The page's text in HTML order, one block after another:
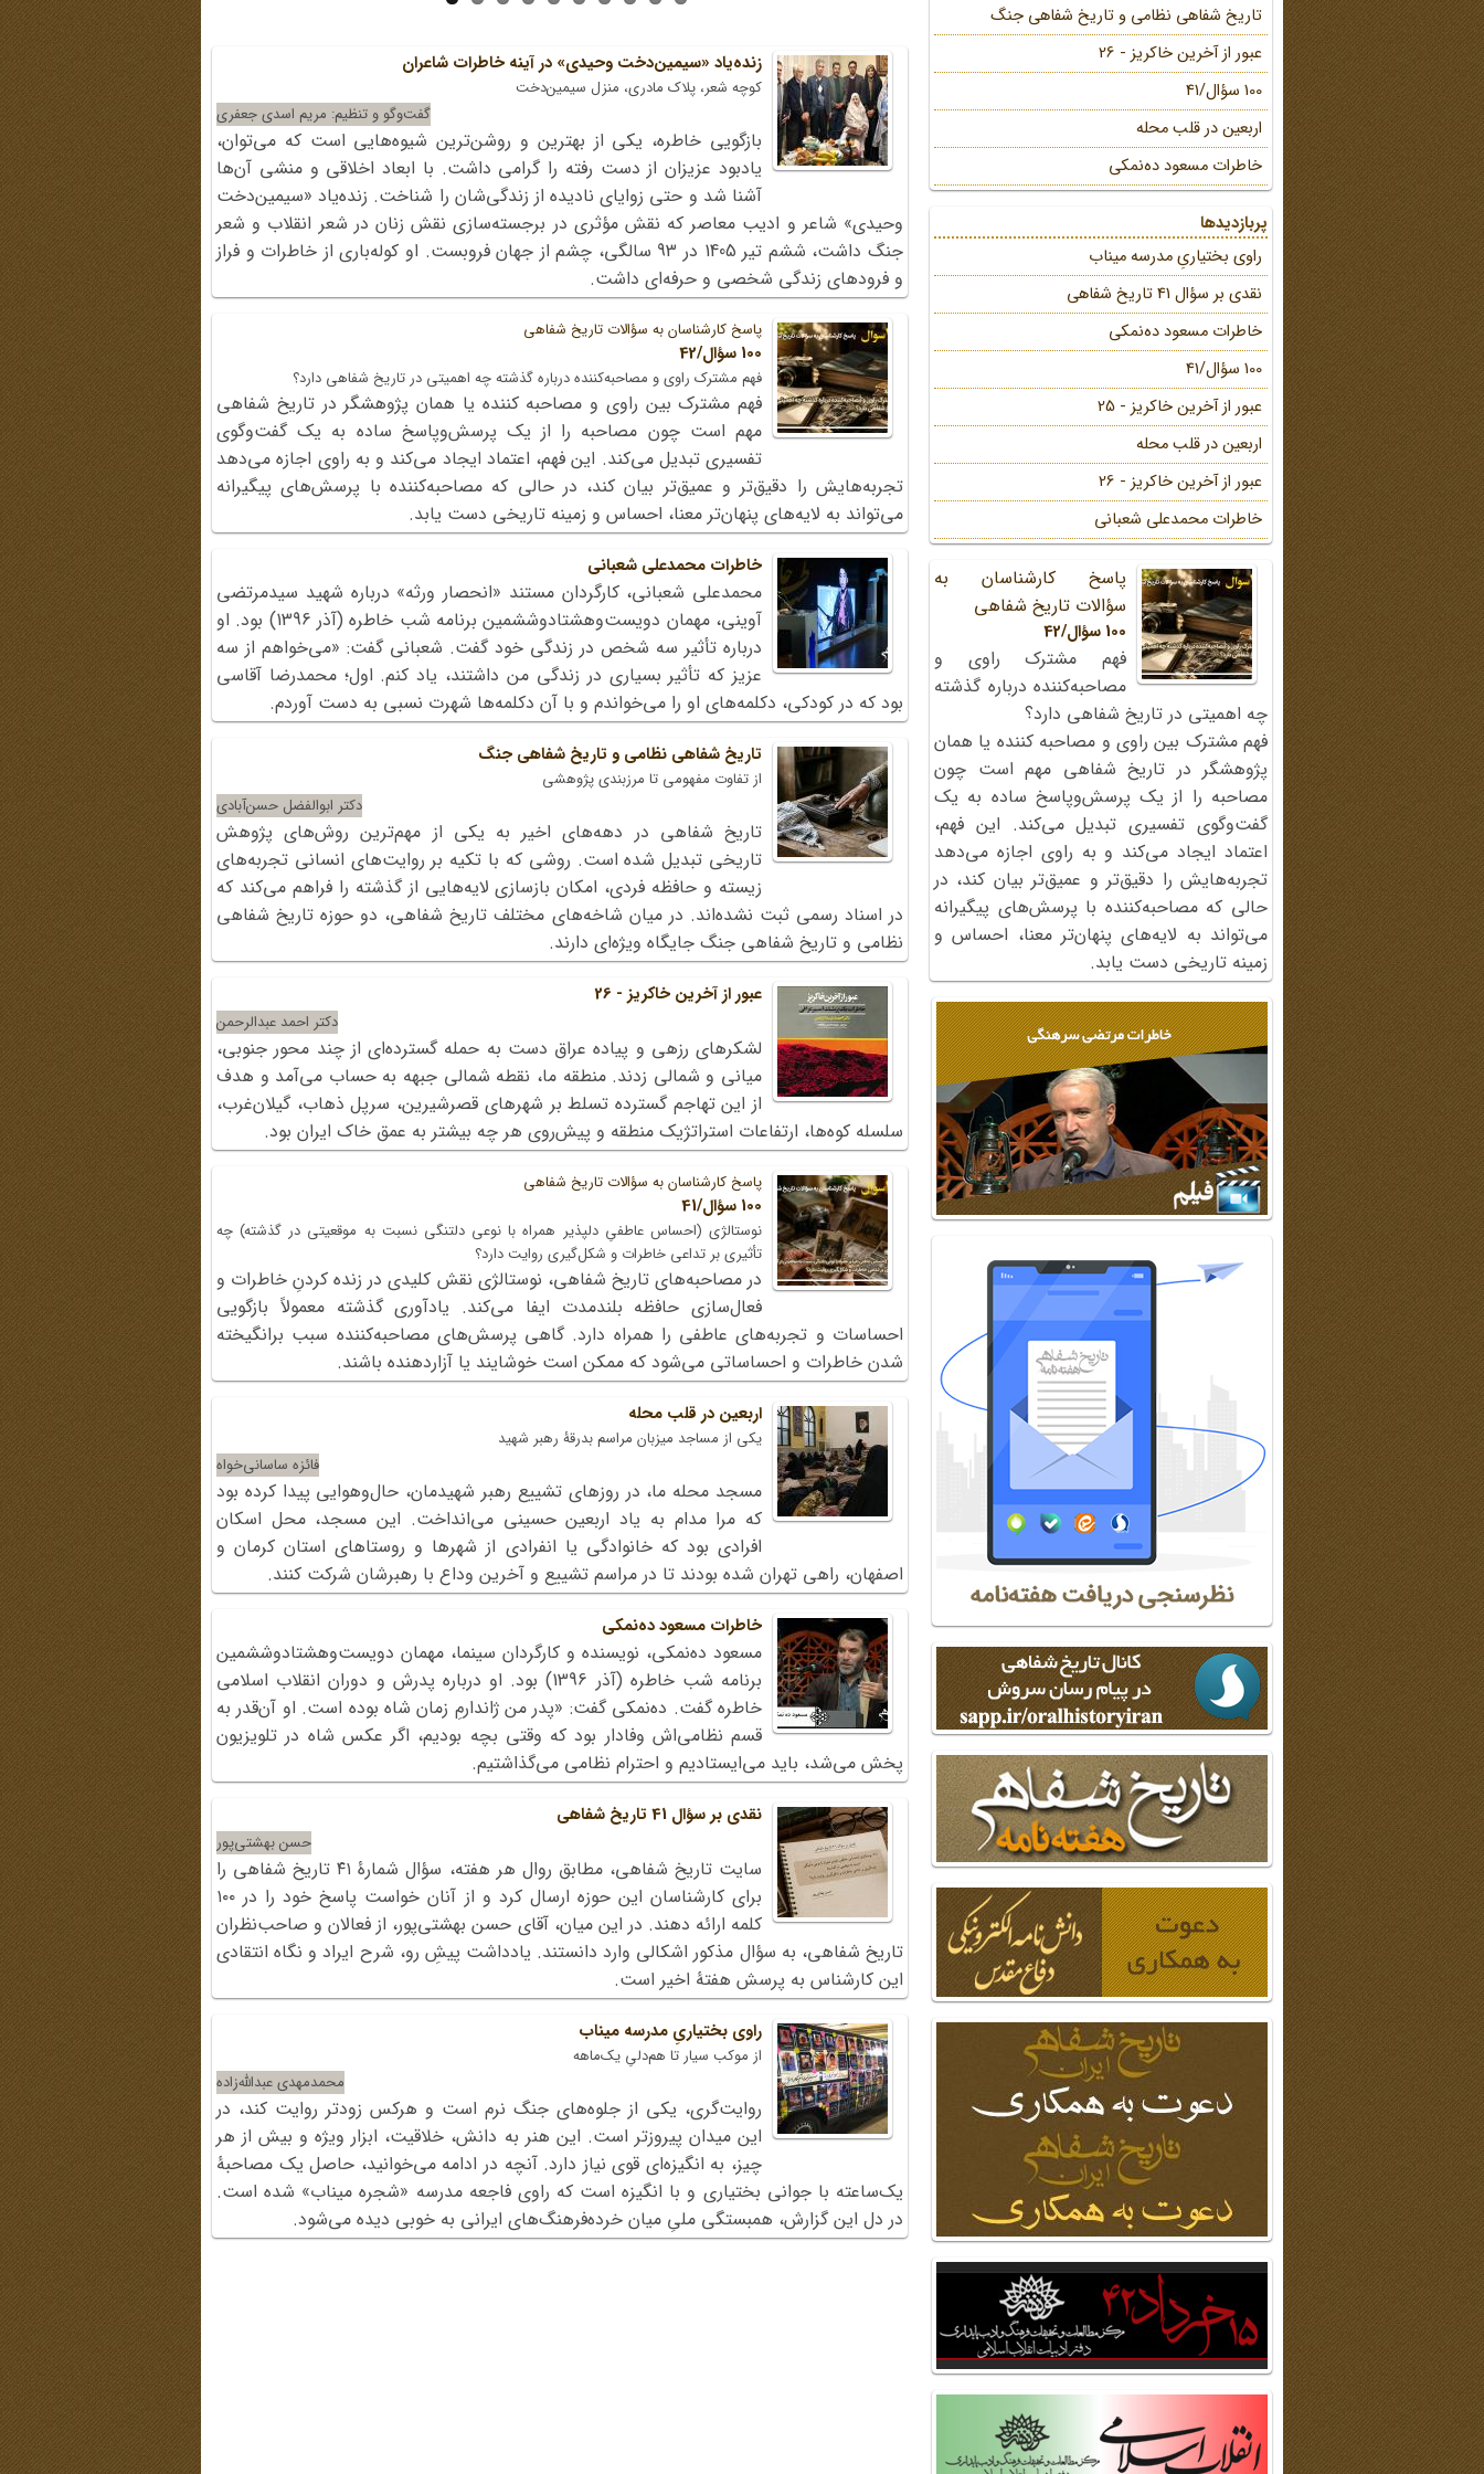
زنده‌یاد «سیمین‌دخت وحیدی» در آینه خاطرات شاعران
کوچه شعر، پلاک مادری، منزل سیمین‌دخت
گفت‌وگو و تنظیم: مریم اسدی جعفری
بازگویی خاطره، یکی از بهترین و روشن‌ترین شیوه‌هایی است که می‌توان،
یادبود عزیزان از دست رفته را گرامی داشت. با ابعاد اخلاقی و منشی آن‌ها
آشنا شد و حتی زوایای نادیده از زندگی‌شان را شناخت. زنده‌یاد «سیمین‌دخت
وحیدی» شاعر و ادیب معاصر که نقش مؤثری در برجسته‌سازی نقش زنان در شعر انقلاب و شعر
جنگ داشت، ششم تیر 1405 در 93 سالگی، چشم از جهان فروبست. او کوله‌باری از خاطرات و فراز
و فرودهای زندگی شخصی و حرفه‌ای داشت.
پاسخ کارشناسان به سؤالات تاریخ شفاهی
100 سؤال/42
فهم مشترک راوی و مصاحبه‌کننده درباره گذشته چه اهمیتی در تاریخ شفاهی دارد؟
فهم مشترک بین راوی و مصاحبه کننده یا همان پژوهشگر در تاریخ شفاهی
مهم است چون مصاحبه را از یک پرسش‌وپاسخ ساده به یک گفت‌وگوی
تفسیری تبدیل می‌کند. این فهم، اعتماد ایجاد می‌کند و به راوی اجازه می‌دهد
تجربه‌هایش را دقیق‌تر و عمیق‌تر بیان کند، در حالی که مصاحبه‌کننده با پرسش‌های پیگیرانه
می‌تواند به لایه‌های پنهان‌تر معنا، احساس و زمینه تاریخی دست یابد.
خاطرات محمد‌علی شعبانی
محمد‌علی شعبانی، کارگردان مستند «انحصار ورثه» درباره شهید سیدمرتضی
آوینی، مهمان دویست‌وهشتادوششمین برنامه شب خاطره (آذر 1396) بود. او
درباره تأثیر سه شخص در زندگی خود گفت. شعبانی گفت: «می‌خواهم از سه
عزیز که تأثیر بسیاری در زندگی من داشتند، یاد کنم. اول؛ محمد‌رضا آقاسی
بود که در کودکی، دکلمه‌های او را می‌خواندم و با آن دکلمه‌ها شهرت نسبی به دست آوردم.
تاریخ شفاهی نظامی و تاریخ شفاهی جنگ
از تفاوت مفهومی تا مرزبندی پژوهشی
دکتر ابوالفضل حسن‌آبادی
تاریخ شفاهی در دهه‌های اخیر به یکی از مهم‌ترین روش‌های پژوهش
تاریخی تبدیل شده است. روشی که با تکیه بر روایت‌های انسانی تجربه‌های
زیسته و حافظه فردی، امکان بازسازی لایه‌هایی از گذشته را فراهم می‌کند که
در اسناد رسمی ثبت نشده‌اند. در میان شاخه‌های مختلف تاریخ شفاهی، دو حوزه تاریخ شفاهی
نظامی و تاریخ شفاهی جنگ جایگاه ویژه‌ای دارند.
عبور از آخرین خاکریز - 26
دکتر احمد عبدالرحمن
لشکرهای رزهی و پیاده عراق دست به حمله گسترده‌ای از چند محور جنوبی،
میانی و شمالی زدند. منطقه ما، نقطه شمالی جبهه به حساب می‌آمد و هدف
از این تهاجم گسترده تسلط بر شهرهای قصرشیرین، سرپل ذهاب، گیلان‌غرب،
سلسله کوه‌ها، ارتفاعات استراتژیک منطقه و پیش‌روی هر چه بیشتر به عمق خاک ایران بود.
پاسخ کارشناسان به سؤالات تاریخ شفاهی
100 سؤال/41
نوستالژی (احساس عاطفیِ دلپذیر همراه با نوعی دلتنگی نسبت به موقعیتی در گذشته) چه
تأثیری بر تداعی خاطرات و شکل‌گیری روایت دارد؟
در مصاحبه‌های تاریخ شفاهی، نوستالژی نقش کلیدی در زنده کردنِ خاطرات و
فعال‌سازی حافظه بلندمدت ایفا می‌کند. یادآوری گذشته معمولاً بازگویی
احساسات و تجربه‌های عاطفی را همراه دارد. گاهی پرسش‌های مصاحبه‌کننده سبب برانگیخته
شدن خاطرات و احساساتی می‌شود که ممکن است خوشایند یا آزاردهنده باشند.
اربعین در قلب محله
یکی از مساجد میزبان مراسم بدرقۀ رهبر شهید
فائزه ساسانی‌خواه
مسجد محله ما، در روزهای تشییع رهبر شهیدمان، حال‌وهوایی پیدا کرده بود
که مرا مدام به یاد اربعین حسینی می‌انداخت. این مسجد، محل اسکان
افرادی بود که خانوادگی یا انفرادی از شهرها و روستاهای استان کرمان و
اصفهان، راهی تهران شده بودند تا در مراسم تشییع و آخرین وداع با رهبرشان شرکت کنند.
خاطرات مسعود ده‌نمکی
مسعود ده‌نمکی، نویسنده و کارگردان سینما، مهمان دویست‌وهشتادوششمین
برنامه شب خاطره (آذر 1396) بود. او درباره پدرش و دوران انقلاب اسلامی
خاطره گفت. ده‌نمکی گفت: «پدر من ژاندارمِ زمان شاه بوده است. او آن‌قدر به
قسم نظامی‌اش وفادار بود که وقتی بچه بودیم، اگر عکس شاه در تلویزیون
پخش می‌شد، باید می‌ایستادیم و احترام نظامی ‌می‌گذاشتیم.
نقدی بر سؤال 41 تاریخ شفاهی
حسن بهشتی‌پور
سایت تاریخ شفاهی، مطابق روال هر هفته، سؤال شمارۀ ۴۱ تاریخ شفاهی را
برای کارشناسان این حوزه ارسال کرد و از آنان خواست پاسخ خود را در ۱۰۰
کلمه ارائه دهند. در این میان، آقای حسن بهشتی‌پور، از فعالان و صاحب‌نظران
تاریخ شفاهی، به سؤال مذکور اشکالی وارد دانستند. یادداشت پیشِ رو، شرح ایراد و نگاه انتقادی
این کارشناس به پرسش هفتۀ اخیر است.
راوی بختیاریِ مدرسه میناب
از موکب سیار تا هم‌دلیِ یک‌ماهه
محمدمهدی عبدالله‌زاده
روایت‌گری، یکی از جلوه‌های جنگ نرم است و هرکس زودتر روایت کند، در
این میدان پیروزتر است. این هنر به دانش، خلاقیت، ابزار ویژه و بیش از هر
چیز، به انگیزه‌ای قوی نیاز دارد. آنچه در ادامه می‌خوانید، حاصل یک مصاحبۀ
یک‌ساعته با جوانی بختیاری و با انگیزه است که راوی فاجعه‌ مدرسه‌ «شجره میناب» شده است.
در دل این گزارش، همبستگی ملیِ میان خرده‌فرهنگ‌های ایرانی به خوبی دیده می‌شود.
تاریخ شفاهی نظامی و تاریخ شفاهی جنگ
عبور از آخرین خاکریز - 26
100 سؤال/41
اربعین در قلب محله
خاطرات مسعود ده‌نمکی
پربازدیدها
راوی بختیاریِ مدرسه میناب
نقدی بر سؤال 41 تاریخ شفاهی
خاطرات مسعود ده‌نمکی
100 سؤال/41
عبور از آخرین خاکریز - 25
اربعین در قلب محله
عبور از آخرین خاکریز - 26
خاطرات محمد‌علی شعبانی
پاسخ کارشناسان به
سؤالات تاریخ شفاهی
100 سؤال/42
فهم مشترک راوی و
مصاحبه‌کننده درباره گذشته
چه اهمیتی در تاریخ شفاهی دارد؟
فهم مشترک بین راوی و مصاحبه کننده یا همان
پژوهشگر در تاریخ شفاهی مهم است چون
مصاحبه را از یک پرسش‌وپاسخ ساده به یک
گفت‌وگوی تفسیری تبدیل می‌کند. این فهم،
اعتماد ایجاد می‌کند و به راوی اجازه می‌دهد
تجربه‌هایش را دقیق‌تر و عمیق‌تر بیان کند، در
حالی که مصاحبه‌کننده با پرسش‌های پیگیرانه
می‌تواند به لایه‌های پنهان‌تر معنا، احساس و
زمینه تاریخی دست یابد.